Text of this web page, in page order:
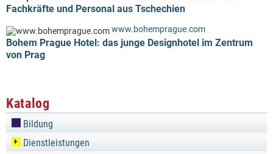
Fachkräfte und Personal aus Tschechien
www.bohemprague.com
Bohem Prague Hotel: das junge Designhotel im Zentrum
von Prag
Katalog
Bildung
Dienstleistungen